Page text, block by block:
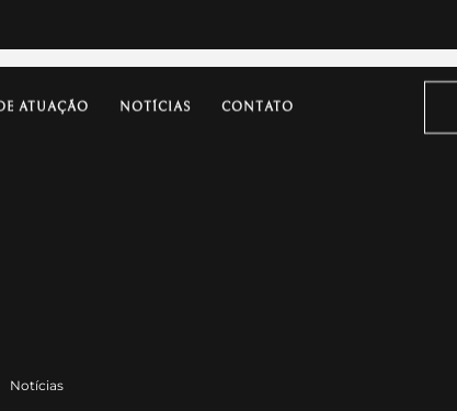
ATUAÇÃO NOTÍCIAS CONTATO
Notícias